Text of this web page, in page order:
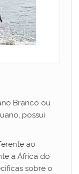
Branco ou
possui
ao
a África do
sobre o